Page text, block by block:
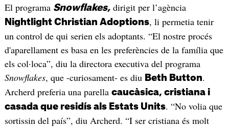
El programa Snowflakes,dirigit per l’agència
Nightlight Christian Adoptions, li permetia tenir
un control de qui serien els adoptants. “El nostre procés
d'aparellament es basa en les preferències de la família que
els col·loca”, diu la directora executiva del programa
Snowflakes, que -curiosament- es diu Beth Button.
Archerd preferia una parella caucàsica, cristiana i
casada que residís als Estats Units. “No volia que
sortissin del país”, diu Archerd. “I ser cristiana és molt